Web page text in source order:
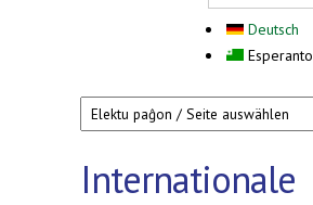
Deutsch
Esperanto
Internationale